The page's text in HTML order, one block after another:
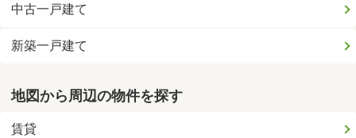
中古一戸建て
新築一戸建て
地図から周辺の物件を探す
賃貸